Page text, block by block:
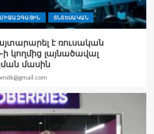
ՄԻՋԱԶԳԱՅԻՆ ՏՆՏԵՍԱԿԱՆ
է ռուսական
կողմից լայնածավալ
մասին